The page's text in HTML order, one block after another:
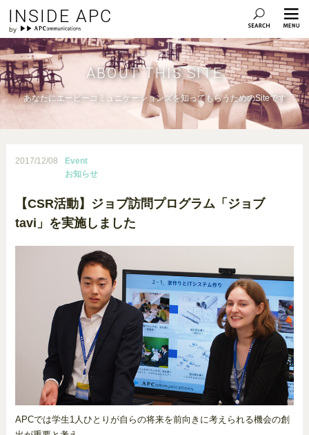
INSIDE APC
ABOUT THIS SITE
あなたにエーピーコミュニケーションズを知ってもらうためのSiteです
2017/12/08
Event
お知らせ
【CSR活動】ジョブ訪問プログラム「ジョブ
tavi」を実施しました
APCでは学生1人ひとりが自らの将来を前向きに考えられる機会の創